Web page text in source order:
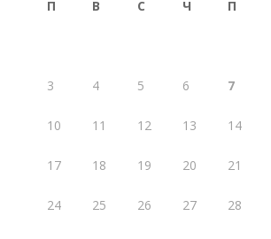
П В С Ч П
3 4 5 6 7
10 11 12 13 14
17 18 19 20 21
24 25 26 27 28